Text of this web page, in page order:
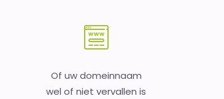
Of uw domeinnaam
wel of niet vervallen is